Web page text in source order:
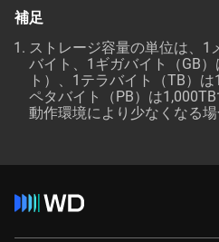
補足
ストレージ容量の単位は、1
バイト、1ギガバイト（GB
ト）、1テラバイト（TB）
ペタバイト（PB）は
動作環境により少なくなる場